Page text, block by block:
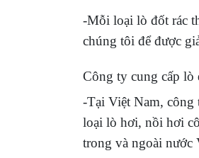
-Mỗi loại lò đốt rác
chúng tôi để được
Công ty cung cấp lò
-Tại Việt Nam,
loại lò hơi, nồi hơi
trong và ngoài nước